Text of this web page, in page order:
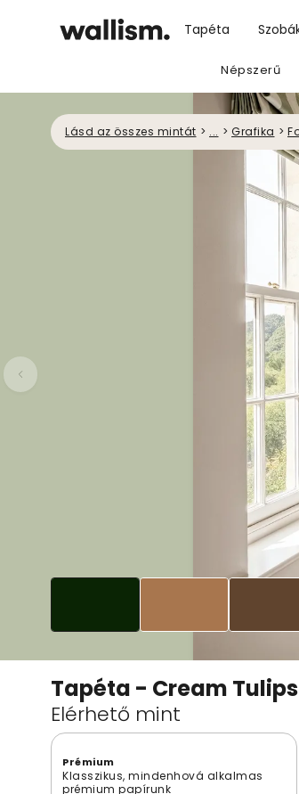
Tapéta
Népszerű
Lásd az összes mintát > ... > Grafika >
Tapéta - Cream Tulips
Elérhető mint
Prémium
Klasszikus, mindenhová alkalmas
prémium papírunk